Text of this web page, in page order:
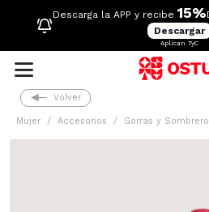
Descarga la APP y recibe 15%
Descargar
Aplican TyC
Volver
Mujer Accesorios Gorras y